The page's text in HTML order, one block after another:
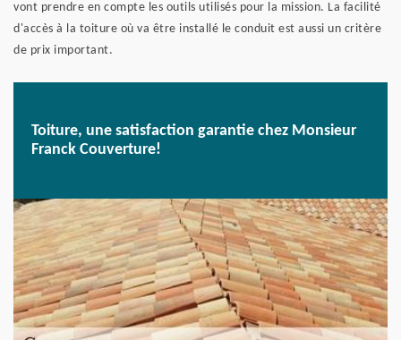
vont prendre en compte les outils utilisés pour la mission. La facilité
d'accès à la toiture où va être installé le conduit est aussi un critère
de prix important.
Toiture, une satisfaction garantie chez Monsieur
Franck Couverture!